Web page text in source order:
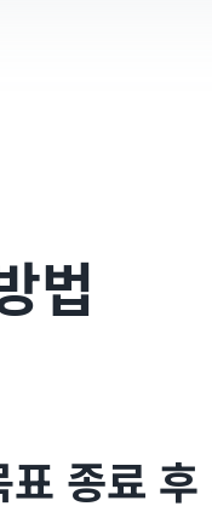
법
표 종료